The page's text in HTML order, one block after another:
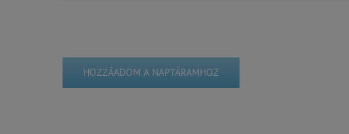
HOZZÁADOM A NAPTÁRAMHOZ